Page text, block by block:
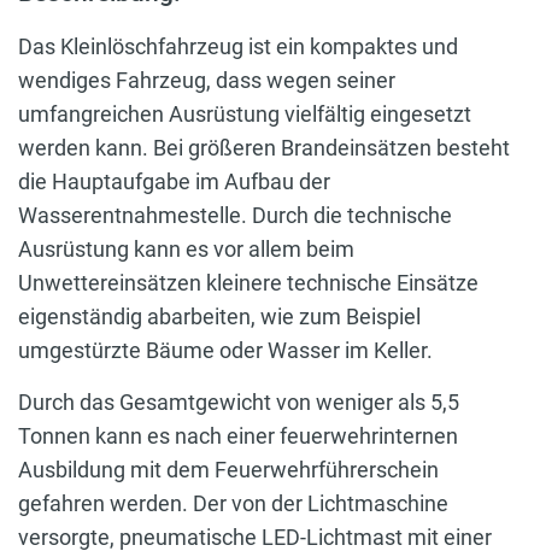
Das Kleinlöschfahrzeug ist ein kompaktes und
wendiges Fahrzeug, dass wegen seiner
umfangreichen Ausrüstung vielfältig eingesetzt
werden kann. Bei größeren Brandeinsätzen besteht
die Hauptaufgabe im Aufbau der
Wasserentnahmestelle. Durch die technische
Ausrüstung kann es vor allem beim
Unwettereinsätzen kleinere technische Einsätze
eigenständig abarbeiten, wie zum Beispiel
umgestürzte Bäume oder Wasser im Keller.
Durch das Gesamtgewicht von weniger als 5,5
Tonnen kann es nach einer feuerwehrinternen
Ausbildung mit dem Feuerwehrführerschein
gefahren werden. Der von der Lichtmaschine
versorgte, pneumatische LED-Lichtmast mit einer